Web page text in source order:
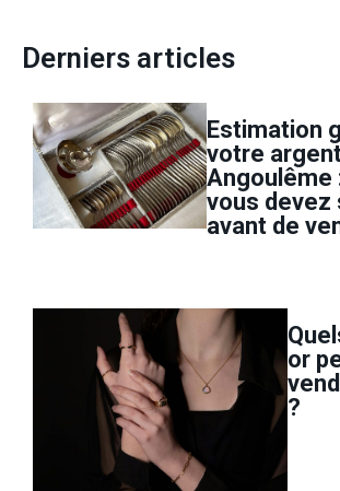
Derniers articles
Estimation
votre
Angoulême
vous devez
avant de
or
?